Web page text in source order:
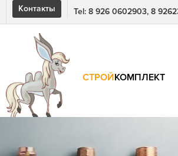
Контакты Tel: 8 926 0602903, 8
СТРОЙКОМПЛЕКТ